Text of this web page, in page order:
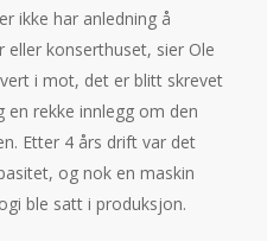
ikke har anledning å
konserthuset, sier Ole
i mot, det er blitt skrevet
en rekke innlegg om den
Etter 4 års drift var det
og nok en maskin
ble satt i produksjon.